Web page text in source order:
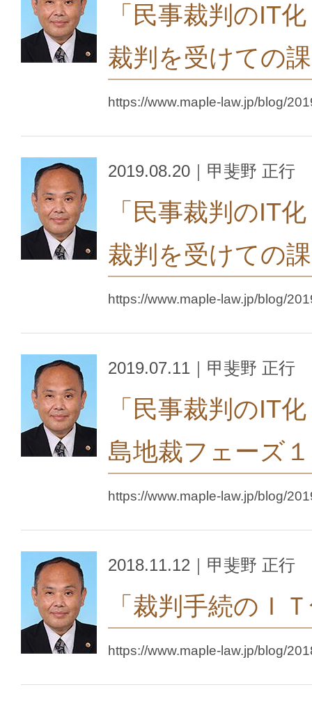
「民事裁判のIT
裁判を受けての
https://www.maple-law.jp/blog/
2019.08.20｜甲斐野 正行
「民事裁判のIT
裁判を受けての
https://www.maple-law.jp/blog/
2019.07.11｜甲斐野 正行
「民事裁判のIT
島地裁フェーズ
https://www.maple-law.jp/blog/
2018.11.12｜甲斐野 正行
「裁判手続のＩ
https://www.maple-law.jp/blog/